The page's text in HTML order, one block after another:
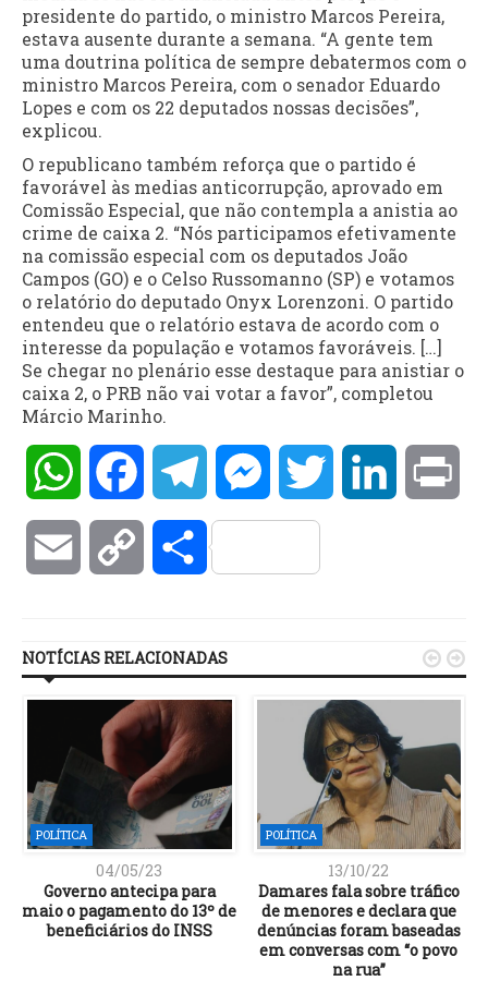
presidente do partido, o ministro Marcos Pereira,
estava ausente durante a semana. “A gente tem
uma doutrina política de sempre debatermos com o
ministro Marcos Pereira, com o senador Eduardo
Lopes e com os 22 deputados nossas decisões”,
explicou.
O republicano também reforça que o partido é
favorável às medias anticorrupção, aprovado em
Comissão Especial, que não contempla a anistia ao
crime de caixa 2. “Nós participamos efetivamente
na comissão especial com os deputados João
Campos (GO) e o Celso Russomanno (SP) e votamos
o relatório do deputado Onyx Lorenzoni. O partido
entendeu que o relatório estava de acordo com o
interesse da população e votamos favoráveis. […]
Se chegar no plenário esse destaque para anistiar o
caixa 2, o PRB não vai votar a favor”, completou
Márcio Marinho.
WhatsAppFacebookTelegramMessengerTwitter LinkedIn
Email Copy Compartilhar
NOTÍCIAS RELACIONADAS
POLÍTICA
04/05/23
Governo antecipa para
maio o pagamento do 13º de
beneficiários do INSS
POLÍTICA
13/10/22
Damares fala sobre tráfico
de menores e declara que
denúncias foram baseadas
em conversas com “o povo
na rua”
 